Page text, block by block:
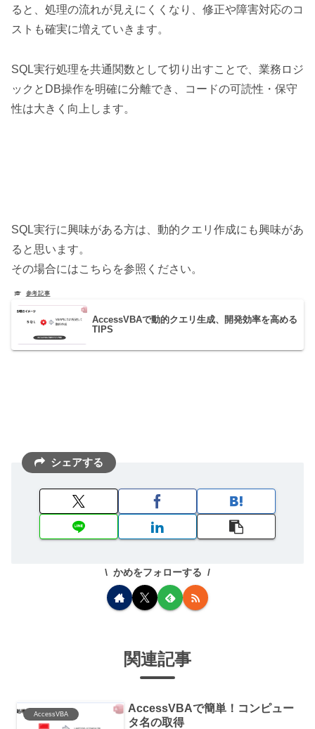
ると、処理の流れが見えにくくなり、修正や障害対応のコ
ストも確実に増えていきます。
SQL実行処理を共通関数として切り出すことで、業務ロジ
ックとDB操作を明確に分離でき、コードの可読性・保守
性は大きく向上します。
SQL実行に興味がある方は、動的クエリ作成にも興味があ
ると思います。
その場合にはこちらを参照ください。
AccessVBAで動的クエリ生成、開発効率を高める
TIPS
シェアする
かめをフォローする
関連記事
AccessVBA
AccessVBAで簡単！コンピュー
タ名の取得